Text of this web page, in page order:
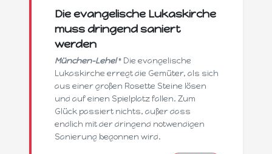
Die evangelische Lukaskirche
muss dringend saniert
werden
München-Lehel* Die evangelische
Lukaskirche erregt die Gemüter, als sich
aus einer großen Rosette Steine lösen
und auf einen Spielplatz fallen. Zum
Glück passiert nichts, außer dass
endlich mit der dringend notwendigen
Sanierung begonnen wird.